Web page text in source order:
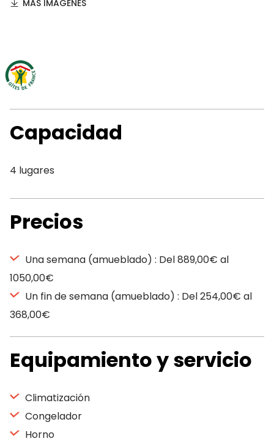
MAS IMAGENES
Capacidad
4 lugares
Precios
Una semana (amueblado) : Del 889,00€ al
1050,00€
Un fin de semana (amueblado) : Del 254,00€ al
368,00€
Equipamiento y servicio
Climatización
Congelador
Horno